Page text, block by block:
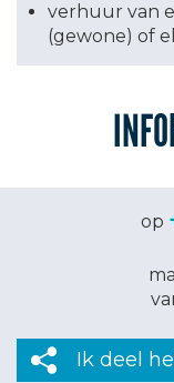
verhuur van
(gewone) of
op
Ik deel